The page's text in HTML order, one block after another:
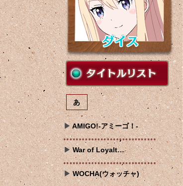
あ
AMIGO!-アミーゴ！-
War of Loyalt…
WOCHA(ウォッチャ)